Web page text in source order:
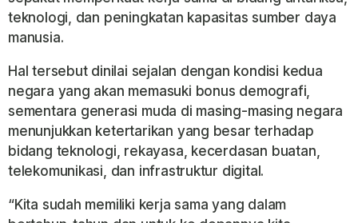
teknologi, dan peningkatan kapasitas sumber daya
manusia.
Hal tersebut dinilai sejalan dengan kondisi kedua
negara yang akan memasuki bonus demografi,
sementara generasi muda di masing-masing negara
menunjukkan ketertarikan yang besar terhadap
bidang teknologi, rekayasa, kecerdasan buatan,
telekomunikasi, dan infrastruktur digital.
“Kita sudah memiliki kerja sama yang dalam